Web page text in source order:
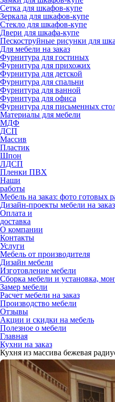
Сетка для шкафов-купе
Зеркала для шкафов-купе
Стекло для шкафов-купе
Двери для шкафа-купе
Пескоструйные рисунки для
Для мебели на заказ
Фурнитура для гостиных
Фурнитура для прихожих
Фурнитура для детской
Фурнитура для спальни
Фурнитура для ванной
Фурнитура для офиса
Фурнитура для письменных
Материалы для мебели
МДФ
ДСП
Массив
Пластик
Шпон
ЛДСП
Пленки ПВХ
Наши
работы
Мебель на заказ: фото готовых
Дизайн-проекты мебели на заказ
Оплата и
доставка
О компании
Контакты
Услуги
Мебель от производителя
Дизайн мебели
Изготовление мебели
Сборка мебели и установка,
Замер мебели
Расчет мебели на заказ
Производство мебели
Отзывы
Акции и скидки на мебель
Полезное о мебели
Главная
Кухни на заказ
Кухня из массива бежевая